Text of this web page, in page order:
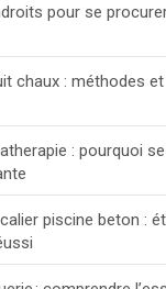
pour se
chaux : méthodes
: pourquoi
piscine beton :